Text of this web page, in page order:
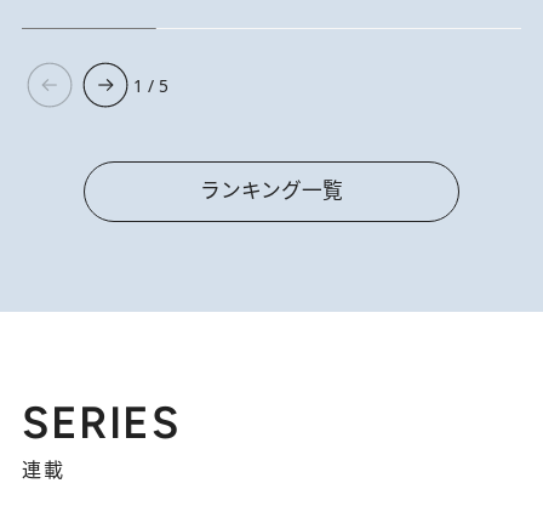
1 / 5
ランキング一覧
SERIES
連載